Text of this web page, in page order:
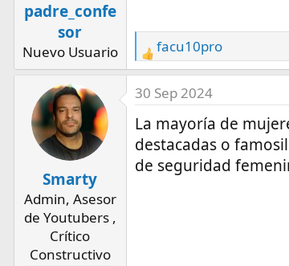
s
:
padre_confe
sor
Nuevo Usuario
R
e
a
c
t
i
o
facu10pro
Smarty
Admin, Asesor
de Youtubers ,
Crítico
Constructivo
30 Sep 2024
La mayoría de
destacadas o
de seguridad